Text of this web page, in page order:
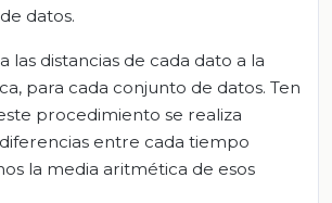
datos.
las distancias de cada dato a la
para cada conjunto de datos. Ten
procedimiento se realiza
entre cada tiempo
la media aritmética de esos